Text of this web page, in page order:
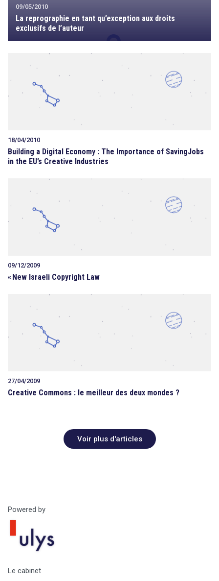
09/05/2010
La reprographie en tant qu’exception aux droits
exclusifs de l’auteur
18/04/2010
Building a Digital Economy : The Importance of SavingJobs
in the EU’s Creative Industries
09/12/2009
«New Israeli Copyright Law
27/04/2009
Creative Commons : le meilleur des deux mondes ?
Voir plus d'articles
Powered by
Le cabinet